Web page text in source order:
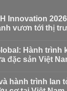
Innovation
vươn tới thị
Hành trình
đặc sản Việt
hành trình lan